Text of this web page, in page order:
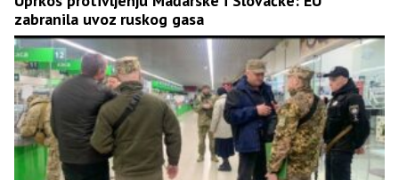
zabranila uvoz ruskog gasa